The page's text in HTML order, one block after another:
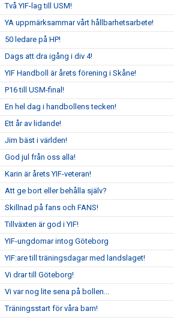
Två YIF-lag till USM!
YA uppmärksammar vårt hållbarhetsarbete!
50 ledare på HP!
Dags att dra igång i div 4!
YIF Handboll är årets förening i Skåne!
P16 till USM-final!
En hel dag i handbollens tecken!
Ett år av lidande!
Jim bäst i världen!
God jul från oss alla!
Karin är årets YIF-veteran!
Att ge bort eller behålla själv?
Skillnad på fans och FANS!
Tillväxten är god i YIF!
YIF-ungdomar intog Göteborg
YIF:are till träningsdagar med landslaget!
Vi drar till Göteborg!
Vi var nog lite sena på bollen...
Träningsstart för våra barn!